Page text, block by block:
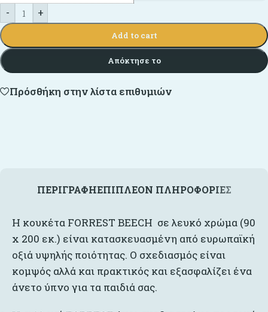
-
+
Add to cart
Απόκτησε το
Πρόσθήκη στην λίστα επιθυμιών
ΠΕΡΙΓΡΑΦΉΕΠΙΠΛΈΟΝ ΠΛΗΡΟΦΟΡΊΕΣ
Η κουκέτα FORREST BEECH σε λευκό χρώμα (90
x 200 εκ.) είναι κατασκευασμένη από ευρωπαϊκή
οξιά υψηλής ποιότητας. Ο σχεδιασμός είναι
κομψός αλλά και πρακτικός και εξασφαλίζει ένα
άνετο ύπνο για τα παιδιά σας.